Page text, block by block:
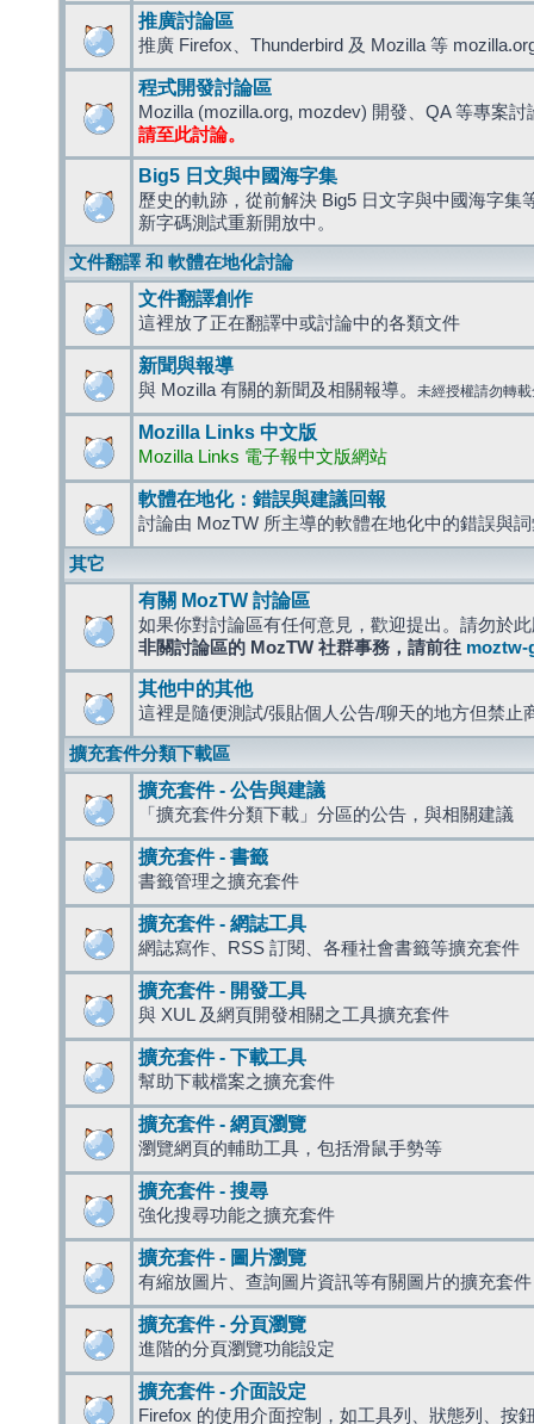
推廣討論區
推廣 Firefox、Thunderbird 及 Mozilla 等
程式開發討論區
Mozilla (mozilla.org, mozdev) 開發、QA 等專案討
請至此討論。
Big5 日文與中國海字集
歷史的軌跡，從前解決 Big5 日文字與中國海字集
新字碼測試重新開放中。
文件翻譯 和 軟體在地化討論
文件翻譯創作
這裡放了正在翻譯中或討論中的各類文件
新聞與報導
與 Mozilla 有關的新聞及相關報導。 未經授權請勿轉
Mozilla Links 中文版
Mozilla Links 電子報中文版網站
軟體在地化：錯誤與建議回報
討論由 MozTW 所主導的軟體在地化中的錯誤與
其它
有關 MozTW 討論區
如果你對討論區有任何意見，歡迎提出。請勿於
非關討論區的 MozTW 社群事務，請前往 moztw-
其他中的其他
這裡是隨便測試/張貼個人公告/聊天的地方但禁止
擴充套件分類下載區
擴充套件 - 公告與建議
「擴充套件分類下載」分區的公告，與相關建議
擴充套件 - 書籤
書籤管理之擴充套件
擴充套件 - 網誌工具
網誌寫作、RSS 訂閱、各種社會書籤等擴充套件
擴充套件 - 開發工具
與 XUL 及網頁開發相關之工具擴充套件
擴充套件 - 下載工具
幫助下載檔案之擴充套件
擴充套件 - 網頁瀏覽
瀏覽網頁的輔助工具，包括滑鼠手勢等
擴充套件 - 搜尋
強化搜尋功能之擴充套件
擴充套件 - 圖片瀏覽
有縮放圖片、查詢圖片資訊等有關圖片的擴充套件
擴充套件 - 分頁瀏覽
進階的分頁瀏覽功能設定
擴充套件 - 介面設定
Firefox 的使用介面控制，如工具列、狀態列、按